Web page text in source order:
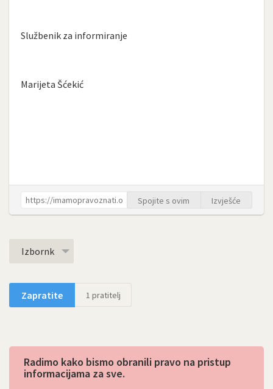
Službenik za informiranje
Marijeta Šćekić
Spojite s ovim Izvješće
Izbornk
Zapratite 1 pratitelj
Radimo kako bismo obranili pravo na pristup
informacijama za sve.